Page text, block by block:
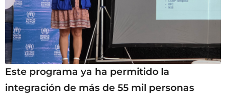
Este programa ya ha permitido la
integración de más de 55 mil personas